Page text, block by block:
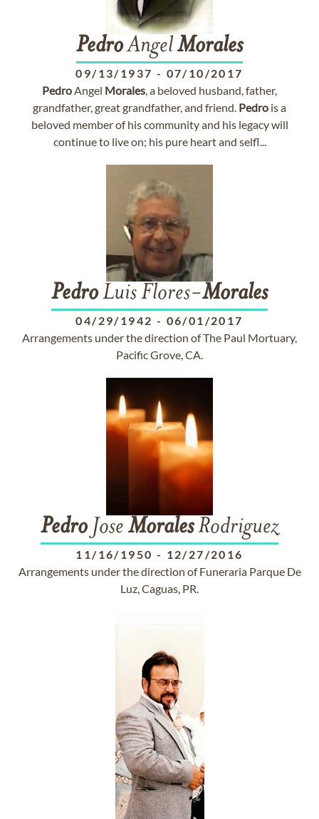
PedroAngelMorales
09/13/1937 - 07/10/2017
PedroAngel Morales, a beloved husband, father,
grandfather, great grandfather, and friend. Pedro is a
beloved member of his community and his legacy will
continue to live on; his pure heart and selfl...
PedroLuis Flores-Morales
04/29/1942 - 06/01/2017
Arrangements under the direction of The Paul Mortuary,
Pacific Grove, CA.
PedroJose MoralesRodriguez
11/16/1950 - 12/27/2016
Arrangements under the direction of Funeraria Parque De
Luz, Caguas, PR.